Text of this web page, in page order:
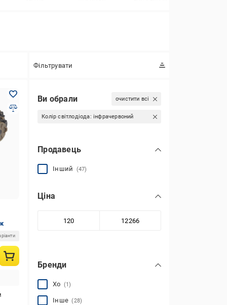
Фільтрувати
Ви обрали очистити всі
Колір світлодіода: інфрачервоний
Продавець
Інший (47)
Ціна
Бренди
Xo (1)
Інше(28)